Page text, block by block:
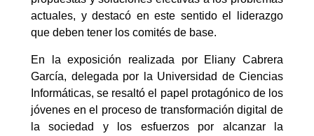
actuales, y destacó en este sentido el liderazgo
que deben tener los comités de base.
En la exposición realizada por Eliany Cabrera
García, delegada por la Universidad de Ciencias
Informáticas, se resaltó el papel protagónico de los
jóvenes en el proceso de transformación digital de
la sociedad y los esfuerzos por alcanzar la